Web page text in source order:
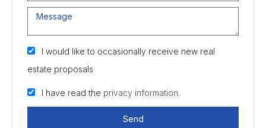
I would like to occasionally receive new real
estate proposals
I have read the privacy information.
Send